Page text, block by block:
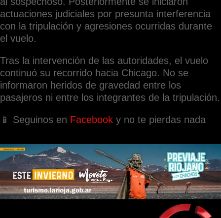
actuaciones judiciales por presunta interferencia
con la tripulación y agresiones ocurridas durante
el vuelo.
Tras la intervención de las autoridades, el vuelo
continuó su recorrido hacia Chicago. No se
informaron heridos de gravedad entre los
pasajeros ni entre los integrantes de la tripulación.
📱 Seguinos en Facebook y no te pierdas nada